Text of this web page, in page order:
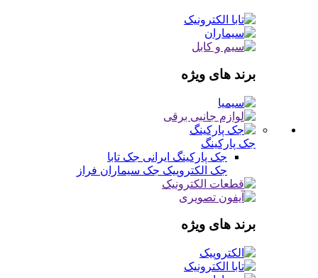
برند های ویژه
جک پارکینگ
جک پارکینگ ایرانی جک تابا
جک الکتروپیک جک سیماران فراز
برند های ویژه